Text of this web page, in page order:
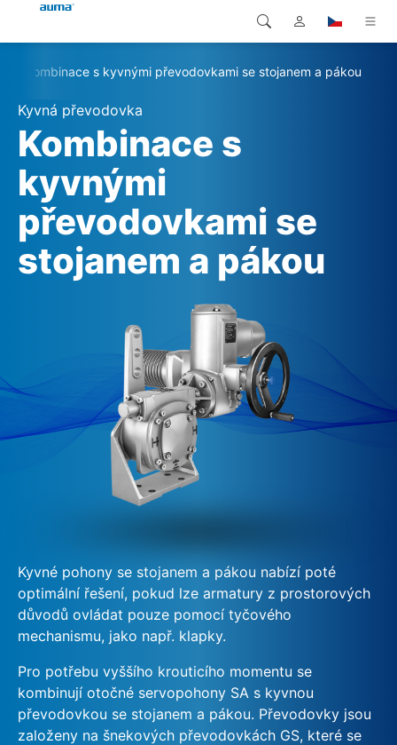
Produkty
Řešení
Ke stažení
Servis
Společnost
Global
Evropa
Asie a Pacifik
Severní Amerika
Vyhledávání
Kombinace s kyvnými převodovkami se stojanem a pákou
Kyvná převodovka
Kombinace s
kyvnými
převodovkami se
stojanem a pákou
Kyvné pohony se stojanem a pákou nabízí poté
optimální řešení, pokud lze armatury z prostorových
důvodů ovládat pouze pomocí tyčového
mechanismu, jako např. klapky.
Pro potřebu vyššího krouticího momentu se
kombinují otočné servopohony SA s kyvnou
převodovkou se stojanem a pákou. Převodovky jsou
založeny na šnekových převodovkách GS, které se